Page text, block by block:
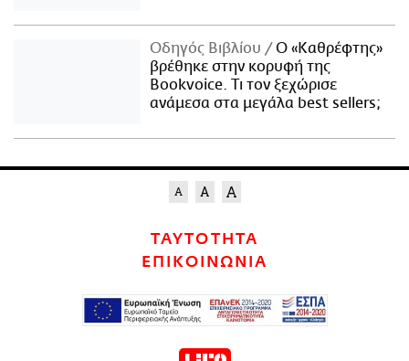
Οδηγός Βιβλίου
Ο «Καθρέφτης»
βρέθηκε στην κορυφή της
Bookvoice. Τι τον ξεχώρισε
ανάμεσα στα μεγάλα best sellers;
ΤΑΥΤΟΤΗΤΑ
ΕΠΙΚΟΙΝΩΝΙΑ